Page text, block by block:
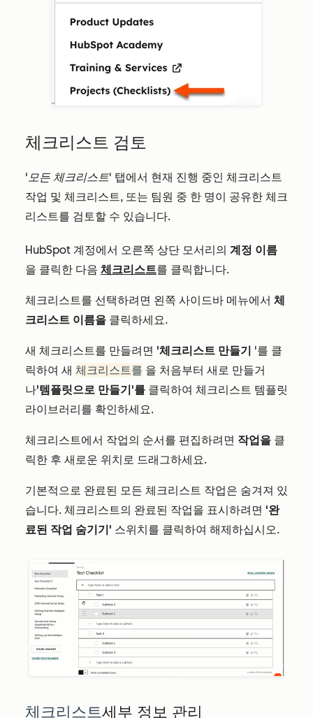
체크리스트 검토
'모든 체크리스트' 탭에서 현재 진행 중인 체크리스트
작업 및 체크리스트, 또는 팀원 중 한 명이 공유한 체크
리스트를 검토할 수 있습니다.
HubSpot 계정에서 오른쪽 상단 모서리의 계정 이름
을 클릭한 다음 체크리스트를 클릭합니다.
체크리스트를 선택하려면 왼쪽 사이드바 메뉴에서 체
크리스트 이름을 클릭하세요.
새 체크리스트를 만들려면 '체크리스트 만들기 '를 클
릭하여 새 체크리스트를 을 처음부터 새로 만들거
나'템플릿으로 만들기'를 클릭하여 체크리스트 템플릿
라이브러리를 확인하세요.
체크리스트에서 작업의 순서를 편집하려면 작업을 클
릭한 후 새로운 위치로 드래그하세요.
기본적으로 완료된 모든 체크리스트 작업은 숨겨져 있
습니다. 체크리스트의 완료된 작업을 표시하려면 '완
료된 작업 숨기기' 스위치를 클릭하여 해제하십시오.
체크리스트세부 정보 관리